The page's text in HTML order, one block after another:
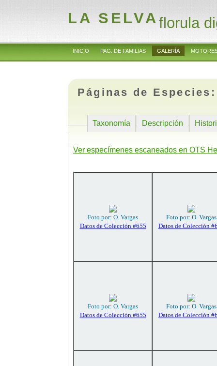
LA SELVAflorula
INICIO PAG. DE FAMILIAS GALERÍA
Páginas de
Taxonomía Descripción
Ver especímenes escaneados en OTS
Foto por: O. Vargas
Datos de Colección #655
Foto por: O. Vargas
Datos de Colección
Foto por: O. Vargas
Datos de Colección #655
Foto por: O. Vargas
Datos de Colección